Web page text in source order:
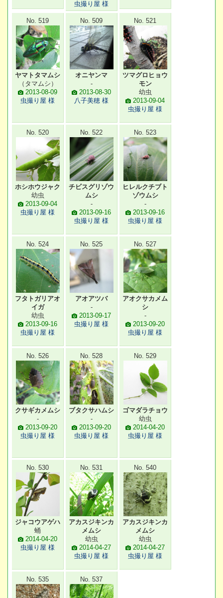
虫撮り屋 様
No. 519
ヤマトタマムシ
（タマムシ）
2013-08-09
虫撮り屋 様
No. 509
オニヤンマ
-
2013-08-30
八子美穂 様
No. 521
ツマグロヒョウ
モン
幼虫
2013-09-04
虫撮り屋 様
No. 520
ホシホウジャク
幼虫
2013-09-04
虫撮り屋 様
No. 522
チビスグリゾウ
ムシ
-
2013-09-16
虫撮り屋 様
No. 523
ヒレルクチブト
ゾウムシ
-
2013-09-16
虫撮り屋 様
No. 524
フタトガリアオ
イガ
幼虫
2013-09-16
虫撮り屋 様
No. 525
アオアツバ
-
2013-09-17
虫撮り屋 様
No. 527
アオクサカメム
シ
-
2013-09-20
虫撮り屋 様
No. 526
クサギカメムシ
-
2013-09-20
虫撮り屋 様
No. 528
ブタクサハムシ
-
2013-09-20
虫撮り屋 様
No. 529
ゴマダラチョウ
幼虫
2014-04-20
虫撮り屋 様
No. 530
ジャコウアゲハ
蛹
2014-04-20
虫撮り屋 様
No. 531
アカスジキンカ
メムシ
幼虫
2014-04-27
虫撮り屋 様
No. 540
アカスジキンカ
メムシ
幼虫
2014-04-27
虫撮り屋 様
No. 535 No. 537